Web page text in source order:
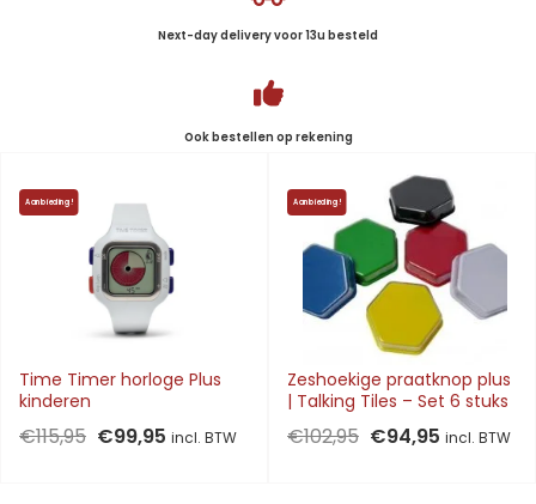
Next-day delivery voor 13u besteld
Ook bestellen op rekening
Aanbieding!
Time Timer horloge Plus
kinderen
€115,95 Oorspronkelijke
€99,95Huidige
incl. BTW
Aanbieding!
Zeshoekige praatknop plus
| Talking Tiles – Set 6 stuks
€102,95 Oorspronkelijke
€94,95Huidige
incl. BTW